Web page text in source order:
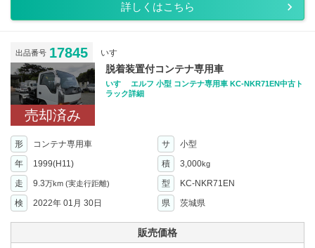
詳しくはこちら
出品番号 17845 いすゞ
売却済み
脱着装置付コンテナ専用車
いすゞ エルフ 小型 コンテナ専用車 KC-NKR71EN中古ト
ラック詳細
形 コンテナ専用車 サ
小型
年
1999(H11) 積 3,000kg
走 9.3万km (実走行距離) 型
KC-NKR71EN
検
2022年 01月 30日 県 茨城県
販売価格